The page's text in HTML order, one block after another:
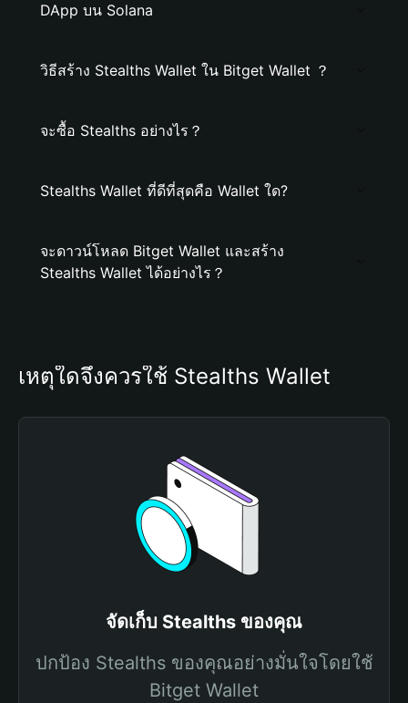
DApp บน Solana
วิธีสร้าง Stealths Wallet ใน Bitget Wallet ？
จะซื้อ Stealths อย่างไร？
Stealths Wallet ที่ดีที่สุดคือ Wallet ใด?
จะดาวน์โหลด Bitget Wallet และสร้าง
Stealths Wallet ได้อย่างไร？
เหตุใดจึงควรใช้ Stealths Wallet
จัดเก็บ Stealths ของคุณ
ปกป้อง Stealths ของคุณอย่างมั่นใจโดยใช้
Bitget Wallet